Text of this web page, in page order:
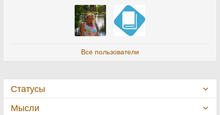
Все пользователи
Статусы
Мысли